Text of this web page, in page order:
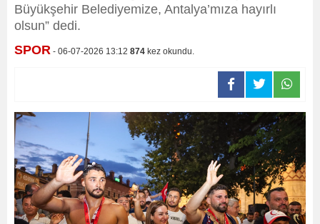
Büyükşehir Belediyemize, Antalya’mıza hayırlı
olsun” dedi.
SPOR - 06-07-2026 13:12 874 kez okundu.